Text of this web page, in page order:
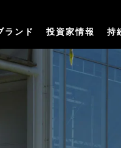
ランド 投資家情報 持